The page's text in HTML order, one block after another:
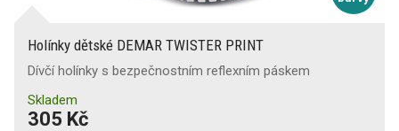
Holínky dětské DEMAR TWISTER PRINT
Dívčí holínky s bezpečnostním reflexním páskem
Skladem
305 Kč